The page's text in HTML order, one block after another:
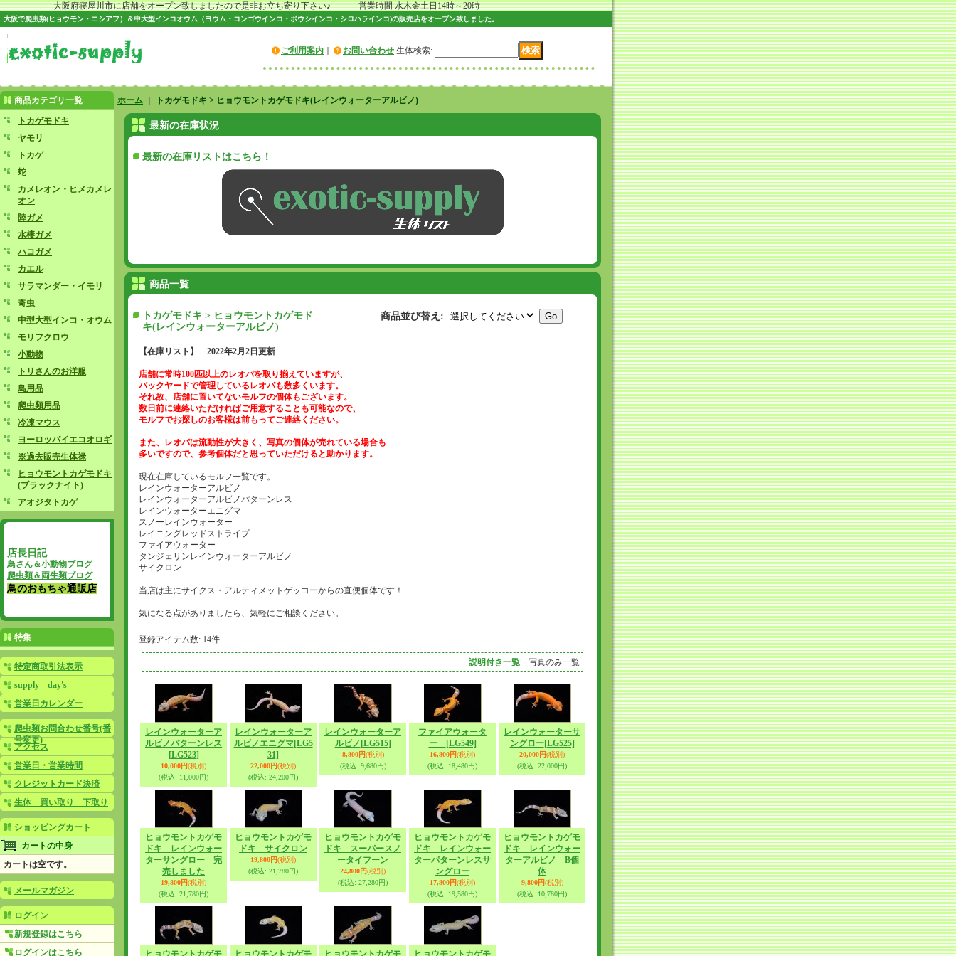
大阪府寝屋川市に店舗をオープン致しましたので是非お立ち寄り下さい♪ 営業時間 水木金土日14時～20時
大阪で爬虫類(ヒョウモン・ニシアフ）＆中大型インコオウム（ヨウム・コンゴウインコ・ボウシインコ・シロハラインコ)の販売店をオープン致しました。
ご利用案内 お問い合わせ 生体検索:
商品カテゴリ一覧
トカゲモドキ
ヤモリ
トカゲ
蛇
カメレオン・ヒメカメレ
オン
陸ガメ
水棲ガメ
ハコガメ
カエル
サラマンダー・イモリ
奇虫
中型大型インコ・オウム
モリフクロウ
小動物
トリさんのお洋服
鳥用品
爬虫類用品
冷凍マウス
ヨーロッパイエコオロギ
※過去販売生体禄
ヒョウモントカゲモドキ
(ブラックナイト)
アオジタトカゲ
店長日記
鳥さん＆小動物ブログ
爬虫類＆両生類ブログ
鳥のおもちゃ通販店
特集
特定商取引法表示
supply day's
営業日カレンダー
爬虫類お問合わせ番号(番
号変更)
アクセス
営業日・営業時間
クレジットカード決済
生体 買い取り 下取り
ショッピングカート
カートの中身
カートは空です。
メールマガジン
ログイン
新規登録はこちら
ログインはこちら
ホーム トカゲモドキ > ヒョウモントカゲモドキ(レインウォーターアルビノ)
最新の在庫状況
最新の在庫リストはこちら！
商品一覧
トカゲモドキ > ヒョウモントカゲモド
キ(レインウォーターアルビノ)
商品並び替え :
【在庫リスト】 2022年2月2日更新
店舗に常時100匹以上のレオパを取り揃えていますが、
バックヤードで管理しているレオパも数多くいます。
それ故、店舗に置いてないモルフの個体もございます。
数日前に連絡いただければご用意することも可能なので、
モルフでお探しのお客様は前もってご連絡ください。
また、レオパは流動性が大きく、写真の個体が売れている場合も
多いですので、参考個体だと思っていただけると助かります。
現在在庫しているモルフ一覧です。
レインウォーターアルビノ
レインウォーターアルビノパターンレス
レインウォーターエニグマ
スノーレインウォーター
レイニングレッドストライプ
ファイアウォーター
タンジェリンレインウォーターアルビノ
サイクロン
当店は主にサイクス・アルティメットゲッコーからの直便個体です！
気になる点がありましたら、気軽にご相談ください。
登録アイテム数: 14件
説明付き一覧 写真のみ一覧
レインウォーターア
ルビノパターンレス
[LG523]
10,000円(税別)
(税込: 11,000円)
レインウォーターア
ルビノエニグマ[LG5
31]
22,000円(税別)
(税込: 24,200円)
レインウォーターア
ルビノ [LG515]
8,800円(税別)
(税込: 9,680円)
ファイアウォータ
ー
[LG549]
16,800円(税別)
(税込: 18,480円)
レインウォーターサ
ングロー[LG525]
20,000円(税別)
(税込: 22,000円)
ヒョウモントカゲモ
ドキ レインウォー
ターサングロー 完
売しました
19,800円(税別)
(税込: 21,780円)
ヒョウモントカゲモ
ドキ サイクロン
19,800円(税別)
(税込: 21,780円)
ヒョウモントカゲモ
ドキ スーパースノ
ータイフーン
24,800円(税別)
(税込: 27,280円)
ヒョウモントカゲモ
ドキ レインウォー
ターパターンレスサ
ングロー
17,800円(税別)
(税込: 19,580円)
ヒョウモントカゲモ
ドキ レインウォー
ターアルビノ B個
体
9,800円(税別)
(税込: 10,780円)
ヒョウモントカゲモ ヒョウモントカゲモ ヒョウモントカゲモ ヒョウモントカゲモ